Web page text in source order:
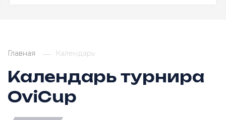
Главная Календарь
Календарь турнира
OviCup